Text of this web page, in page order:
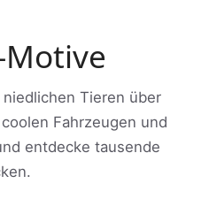
Tieren über
Fahrzeugen und
entdecke tausende